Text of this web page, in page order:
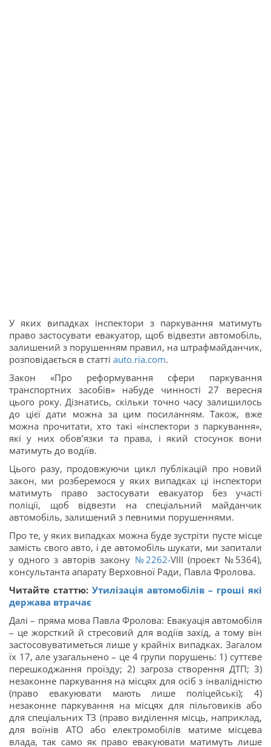
У яких випадках інспектори з паркування матимуть
право застосувати евакуатор, щоб відвезти автомобіль,
залишений з порушенням правил, на штрафмайданчик,
розповідається в статті auto.ria.com.
Закон «Про реформування сфери паркування
транспортних засобів» набуде чинності 27 вересня
цього року. Дізнатись, скільки точно часу залишилось
до цієї дати можна за цим посиланням. Також, вже
можна прочитати, хто такі «інспектори з паркування»,
які у них обов’язки та права, і який стосунок вони
матимуть до водіїв.
Цього разу, продовжуючи цикл публікацій про новий
закон, ми розберемося у яких випадках ці інспектори
матимуть право застосувати евакуатор без участі
поліції, щоб відвезти на спеціальний майданчик
автомобіль, залишений з певними порушеннями.
Про те, у яких випадках можна буде зустріти пусте місце
замість свого авто, і де автомобіль шукати, ми запитали
у одного з авторів закону №2262-VIII (проект №5364),
консультанта апарату Верховної Ради, Павла Фролова.
Читайте статтю: Утилізація автомобілів – гроші які
держава втрачає
Далі – пряма мова Павла Фролова: Евакуація автомобіля
– це жорсткий й стресовий для водіїв захід, а тому він
застосовуватиметься лише у крайніх випадках. Загалом
їх 17, але узагальнено – це 4 групи порушень: 1) суттєве
перешкоджання проїзду; 2) загроза створення ДТП; 3)
незаконне паркування на місцях для осіб з інвалідністю
(право евакуювати мають лише поліцейські); 4)
незаконне паркування на місцях для пільговиків або
для спеціальних ТЗ (право виділення місць, наприклад,
для воїнів АТО або електромобілів матиме місцева
влада, так само як право евакуювати матимуть лише